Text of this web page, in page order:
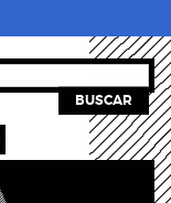
BUSCAR